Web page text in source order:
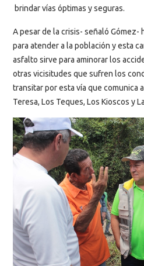
brindar vías óptimas y seguras.
A pesar de la crisis- señaló
para atender a la población y esta
asfalto sirve para aminorar los
otras vicisitudes que sufren los
transitar por esta vía que comunica
Teresa, Los Teques, Los Kioscos y